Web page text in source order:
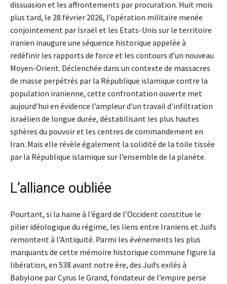
dissuasion et les affrontements par procuration. Huit mois
plus tard, le 28 février 2026, l’opération militaire menée
conjointement par Israël et les Etats-Unis sur le territoire
iranien inaugure une séquence historique appelée à
redéfinir les rapports de force et les contours d’un nouveau
Moyen-Orient. Déclenchée dans un contexte de massacres
de masse perpétrés par la République islamique contre la
population iranienne, cette confrontation ouverte met
aujourd’hui en évidence l’ampleur d’un travail d’infiltration
israélien de longue durée, déstabilisant les plus hautes
sphères du pouvoir et les centres de commandement en
Iran. Mais elle révèle également la solidité de la toile tissée
par la République islamique sur l’ensemble de la planète.
L’alliance oubliée
Pourtant, si la haine à l’égard de l’Occident constitue le
pilier idéologique du régime, les liens entre Iraniens et Juifs
remontent à l’Antiquité. Parmi les événements les plus
marquants de cette mémoire historique commune figure la
libération, en 538 avant notre ère, des Juifs exilés à
Babylone par Cyrus le Grand, fondateur de l’empire perse